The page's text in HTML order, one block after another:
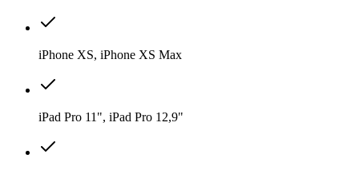
iPhone XS, iPhone XS Max
iPad Pro 11", iPad Pro 12,9"